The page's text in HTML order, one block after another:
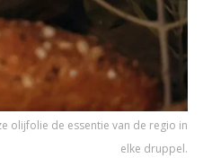
olijfolie de essentie van de regio in
elke druppel.